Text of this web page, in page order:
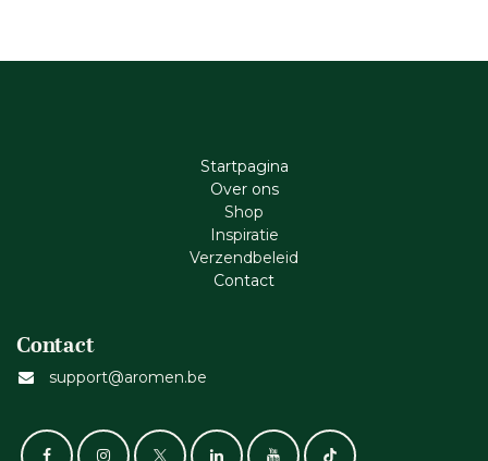
Startpagina
Ove​r​ ons
Shop
Inspiratie
Verzendbeleid
Cont​act
Contact
support@aromen.be